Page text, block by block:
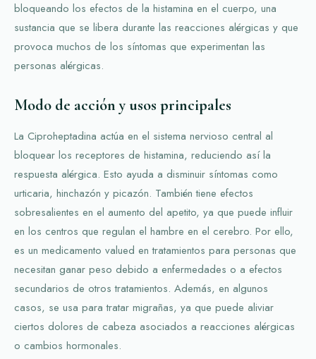
bloqueando los efectos de la histamina en el cuerpo, una
sustancia que se libera durante las reacciones alérgicas y que
provoca muchos de los síntomas que experimentan las
personas alérgicas.
Modo de acción y usos principales
La Ciproheptadina actúa en el sistema nervioso central al
bloquear los receptores de histamina, reduciendo así la
respuesta alérgica. Esto ayuda a disminuir síntomas como
urticaria, hinchazón y picazón. También tiene efectos
sobresalientes en el aumento del apetito, ya que puede influir
en los centros que regulan el hambre en el cerebro. Por ello,
es un medicamento valued en tratamientos para personas que
necesitan ganar peso debido a enfermedades o a efectos
secundarios de otros tratamientos. Además, en algunos
casos, se usa para tratar migrañas, ya que puede aliviar
ciertos dolores de cabeza asociados a reacciones alérgicas
o cambios hormonales.